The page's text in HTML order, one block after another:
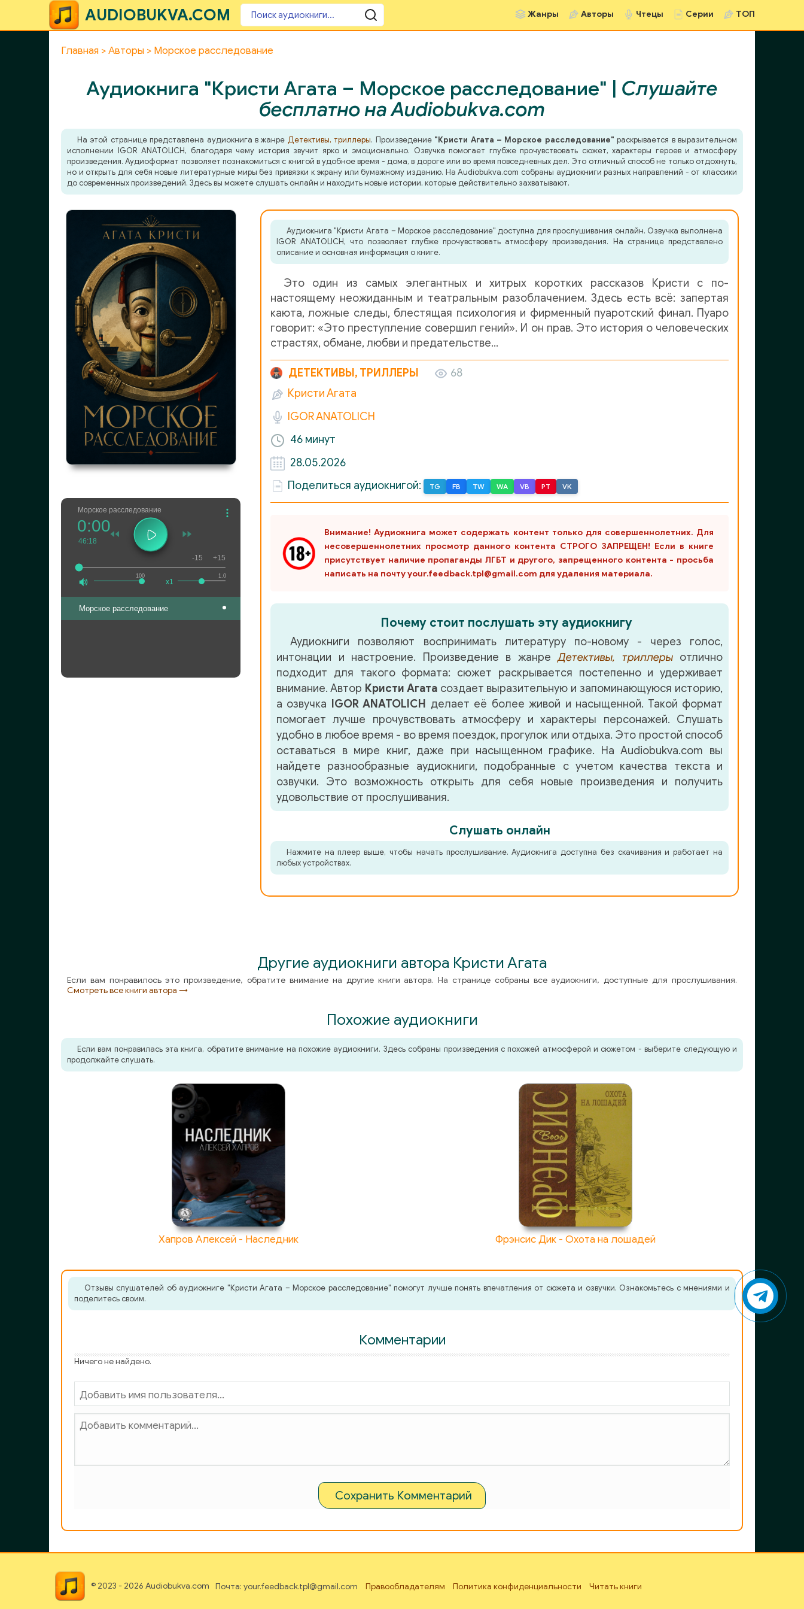
AUDIOBUKVA.COM Жанры Авторы Чтецы Серии ТОП
Главная Авторы Морское расследование
Аудиокнига "Кристи Агата – Морское расследование" | Слушайте
бесплатно на Audiobukva.com
На этой странице представлена аудиокнига в жанре Детективы, триллеры. Произведение "Кристи Агата – Морское расследование" раскрывается в выразительном
исполнении IGOR ANATOLICH, благодаря чему история звучит ярко и эмоционально. Озвучка помогает глубже прочувствовать сюжет, характеры героев и атмосферу
произведения. Аудиоформат позволяет познакомиться с книгой в удобное время - дома, в дороге или во время повседневных дел. Это отличный способ не только отдохнуть,
но и открыть для себя новые литературные миры без привязки к экрану или бумажному изданию. На Audiobukva.com собраны аудиокниги разных направлений - от классики
до современных произведений. Здесь вы можете слушать онлайн и находить новые истории, которые действительно захватывают.
Морское расследование
100
0:00
46:18
1.0
x1
-15 +15
Морское расследование
Аудиокнига "Кристи Агата – Морское расследование" доступна для прослушивания онлайн. Озвучка выполнена
IGOR ANATOLICH, что позволяет глубже прочувствовать атмосферу произведения. На странице представлено
описание и основная информация о книге.
Это один из самых элегантных и хитрых коротких рассказов Кристи с по-
настоящему неожиданным и театральным разоблачением. Здесь есть всё: запертая
каюта, ложные следы, блестящая психология и фирменный пуаротский финал. Пуаро
говорит: «Это преступление совершил гений». И он прав. Это история о человеческих
страстях, обмане, любви и предательстве...
ДЕТЕКТИВЫ, ТРИЛЛЕРЫ
68
Кристи Агата
IGOR ANATOLICH
46 минут
28.05.2026
Поделиться аудиокнигой:
TG FB TW WA VB PT VK
Внимание! Аудиокнига может содержать контент только для совершеннолетних. Для
несовершеннолетних просмотр данного контента СТРОГО ЗАПРЕЩЕН! Если в книге
присутствует наличие пропаганды ЛГБТ и другого, запрещенного контента - просьба
написать на почту your.feedback.tpl@gmail.com для удаления материала.
Почему стоит послушать эту аудиокнигу
Аудиокниги позволяют воспринимать литературу по-новому - через голос,
интонации и настроение. Произведение в жанреДетективы, триллерыотлично
подходит для такого формата: сюжет раскрывается постепенно и удерживает
внимание. Автор Кристи Агатасоздает выразительную и запоминающуюся историю,
а озвучка
IGOR ANATOLICH делает её более живой и насыщенной. Такой формат
помогает лучше прочувствовать атмосферу и характеры персонажей. Слушать
удобно в любое время - во время поездок, прогулок или отдыха. Это простой способ
оставаться в мире книг, даже при насыщенном графике. На Audiobukva.com вы
найдете разнообразные аудиокниги, подобранные с учетом качества текста и
озвучки. Это возможность открыть для себя новые произведения и получить
удовольствие от прослушивания.
Слушать онлайн
Нажмите на плеер выше, чтобы начать прослушивание. Аудиокнига доступна без скачивания и работает на
любых устройствах.
Другие аудиокниги автора Кристи Агата
Если вам понравилось это произведение, обратите внимание на другие книги автора. На странице собраны все аудиокниги, доступные для прослушивания.
Смотреть все книги автора →
Похожие аудиокниги
Если вам понравилась эта книга, обратите внимание на похожие аудиокниги. Здесь собраны произведения с похожей атмосферой и сюжетом - выберите следующую и
продолжайте слушать.
Хапров Алексей - Наследник Фрэнсис Дик - Охота на лошадей
Отзывы слушателей об аудиокниге "Кристи Агата – Морское расследование" помогут лучше понять впечатления от сюжета и озвучки. Ознакомьтесь с мнениями и
поделитесь своим.
Комментарии
Ничего не найдено.
Сохранить Комментарий
© 2023 - 2026 Audiobukva.com Почта: your.feedback.tpl@gmail.com Правообладателям Политика конфиденциальности Читать книги